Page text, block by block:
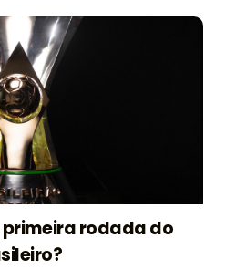
primeira rodada do